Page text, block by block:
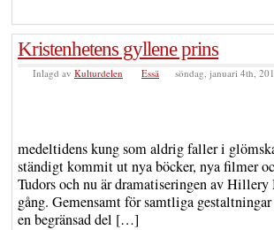
Kristenhetens gyllene prins
Inlagd av Kulturdelen Essä söndag, januari 4th,
medeltidens kung som aldrig faller i
ständigt kommit ut nya böcker, nya filmer
Tudors och nu är dramatiseringen av
gång. Gemensamt för samtliga
en begränsad del […]